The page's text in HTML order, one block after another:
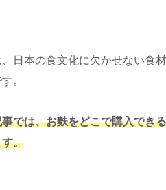
、日本の食文化に欠かせない食
。
では、お麩をどこで購入でき
。